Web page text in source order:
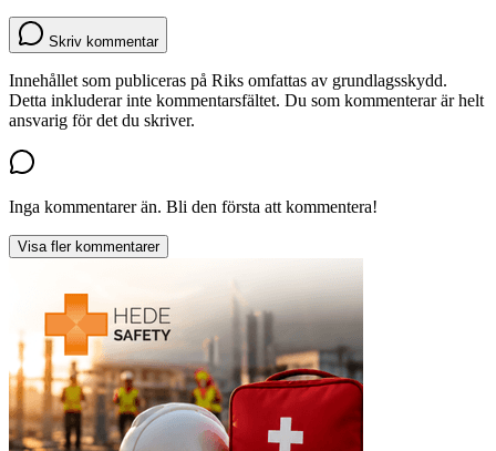
Skriv kommentar
Innehållet som publiceras på Riks omfattas av grundlagsskydd.
Detta inkluderar inte kommentarsfältet. Du som kommenterar är helt
ansvarig för det du skriver.
Inga kommentarer än. Bli den första att kommentera!
Visa fler kommentarer